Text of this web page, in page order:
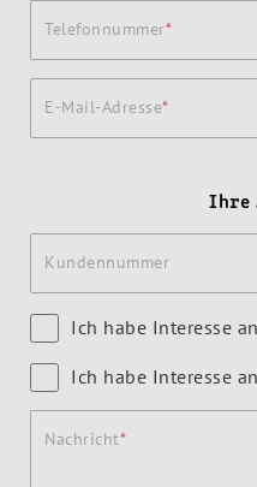
Telefonnummer
E-Mail-Adresse
Ihre
Kundennummer
Ich habe Interesse
Ich habe Interesse
Nachricht